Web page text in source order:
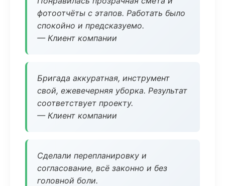
фотоотчёты с этапов. Работать было
спокойно и предсказуемо.
— Клиент компании
Бригада аккуратная, инструмент
свой, ежевечерняя уборка. Результат
соответствует проекту.
— Клиент компании
Сделали перепланировку и
согласование, всё законно и без
головной боли.